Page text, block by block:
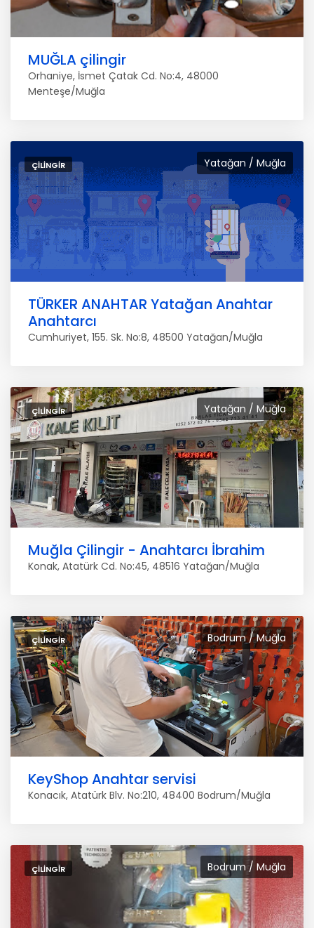
MUĞLA çilingir
Orhaniye, İsmet Çatak Cd. No:4, 48000
Menteşe/Muğla
Yatağan / Muğla
ÇILINGIR
TÜRKER ANAHTAR Yatağan Anahtar
Anahtarcı
Cumhuriyet, 155. Sk. No:8, 48500 Yatağan/Muğla
Yatağan / Muğla
ÇILINGIR
Muğla Çilingir - Anahtarcı İbrahim
Konak, Atatürk Cd. No:45, 48516 Yatağan/Muğla
Bodrum / Muğla
ÇILINGIR
KeyShop Anahtar servisi
Konacık, Atatürk Blv. No:210, 48400 Bodrum/Muğla
Bodrum / Muğla
ÇILINGIR